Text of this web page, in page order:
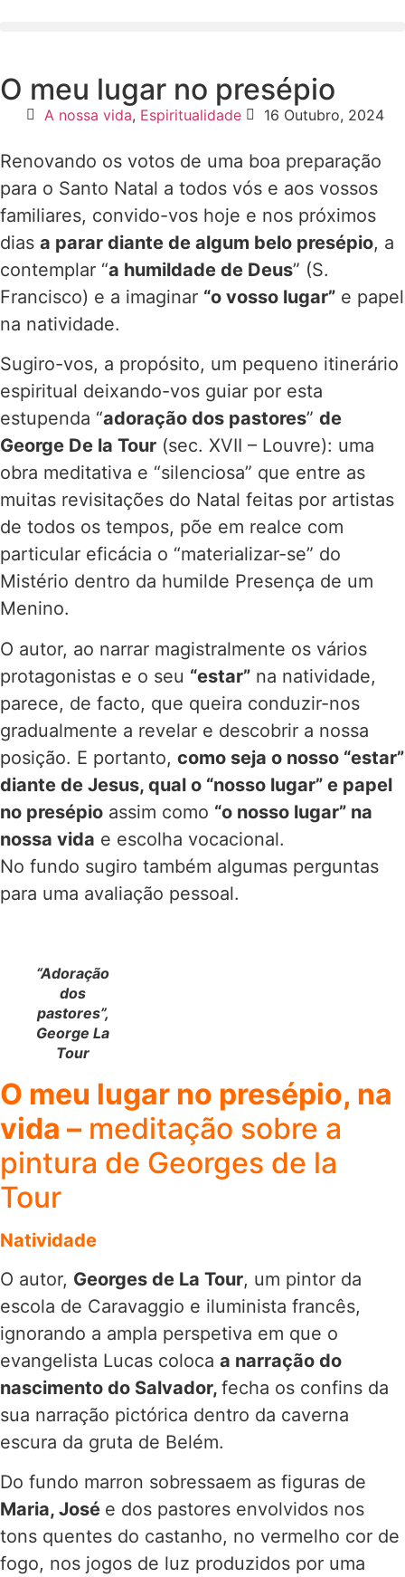
O meu lugar no presépio
A nossa vida, Espiritualidade 16 Outubro, 2024
Renovando os votos de uma boa preparação
para o Santo Natal a todos vós e aos vossos
familiares, convido-vos hoje e nos próximos
dias a parar diante de algum belo presépio, a
contemplar “a humildade de Deus” (S.
Francisco) e a imaginar “o vosso lugar” e papel
na natividade.
Sugiro-vos, a propósito, um pequeno itinerário
espiritual deixando-vos guiar por esta
estupenda “adoração dos pastores” de
George De la Tour (sec. XVII – Louvre): uma
obra meditativa e “silenciosa” que entre as
muitas revisitações do Natal feitas por artistas
de todos os tempos, põe em realce com
particular eficácia o “materializar-se” do
Mistério dentro da humilde Presença de um
Menino.
O autor, ao narrar magistralmente os vários
protagonistas e o seu “estar” na natividade,
parece, de facto, que queira conduzir-nos
gradualmente a revelar e descobrir a nossa
posição. E portanto, como seja o nosso “estar”
diante de Jesus, qual o “nosso lugar” e papel
no presépio assim como “o nosso lugar” na
nossa vida e escolha vocacional.
No fundo sugiro também algumas perguntas
para uma avaliação pessoal.
“Adoração
dos
pastores”,
George La
Tour
O meu lugar no presépio, na
vida – meditação sobre a
pintura de Georges de la
Tour
Natividade
O autor, Georges de La Tour, um pintor da
escola de Caravaggio e iluminista francês,
ignorando a ampla perspetiva em que o
evangelista Lucas coloca a narração do
nascimento do Salvador, fecha os confins da
sua narração pictórica dentro da caverna
escura da gruta de Belém.
Do fundo marron sobressaem as figuras de
Maria, José e dos pastores envolvidos nos
tons quentes do castanho, no vermelho cor de
fogo, nos jogos de luz produzidos por uma